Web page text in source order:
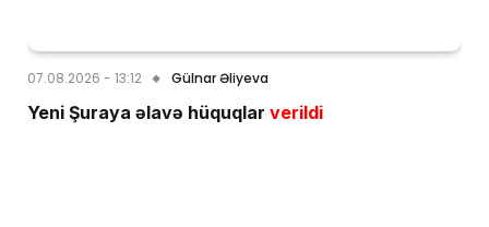
07.08.2026 - 13:12 Gülnar Əliyeva
Yeni Şuraya əlavə hüquqlar verildi